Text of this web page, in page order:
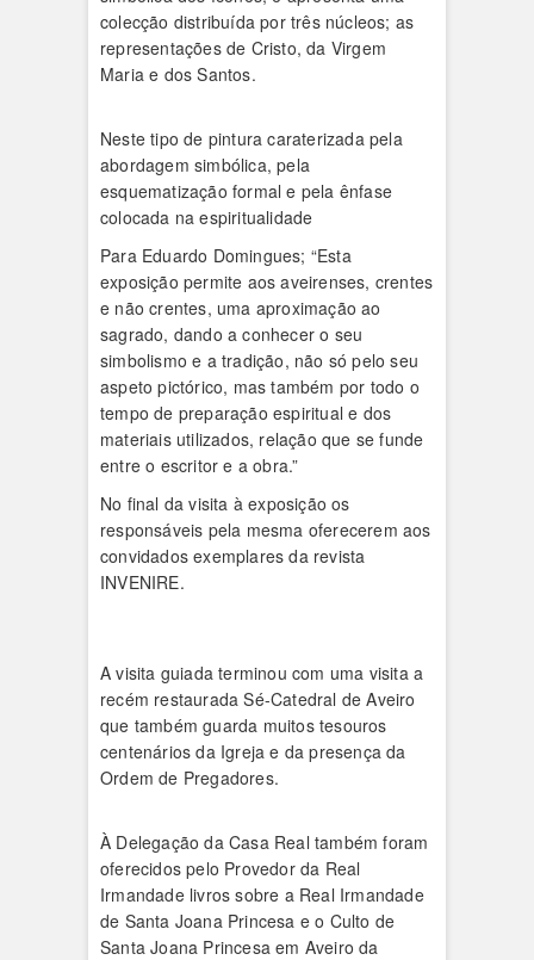
colecção distribuída por três núcleos; as
representações de Cristo, da Virgem
Maria e dos Santos.
Neste tipo de pintura caraterizada pela
abordagem simbólica, pela
esquematização formal e pela ênfase
colocada na espiritualidade
Para Eduardo Domingues; “Esta
exposição permite aos aveirenses, crentes
e não crentes, uma aproximação ao
sagrado, dando a conhecer o seu
simbolismo e a tradição, não só pelo seu
aspeto pictórico, mas também por todo o
tempo de preparação espiritual e dos
materiais utilizados, relação que se funde
entre o escritor e a obra.”
No final da visita à exposição os
responsáveis pela mesma oferecerem aos
convidados exemplares da revista
INVENIRE.
A visita guiada terminou com uma visita a
recém restaurada Sé-Catedral de Aveiro
que também guarda muitos tesouros
centenários da Igreja e da presença da
Ordem de Pregadores.
À Delegação da Casa Real também foram
oferecidos pelo Provedor da Real
Irmandade livros sobre a Real Irmandade
de Santa Joana Princesa e o Culto de
Santa Joana Princesa em Aveiro da